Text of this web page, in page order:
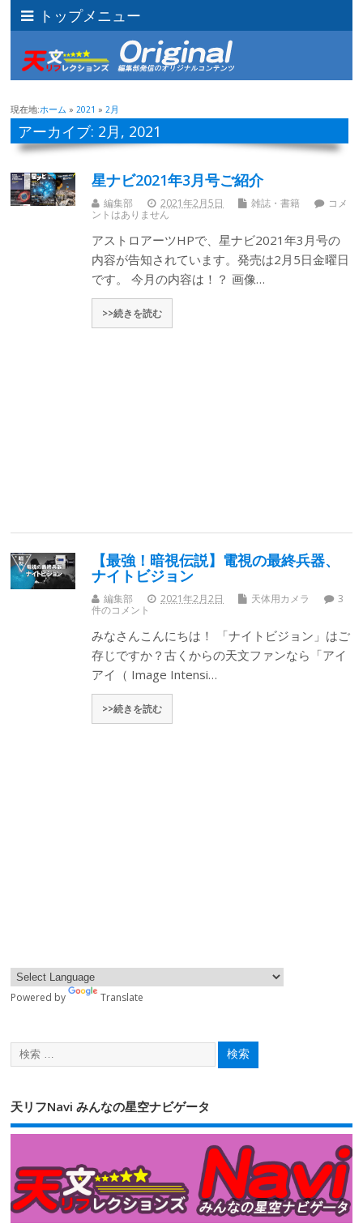
トップメニュー
現在地:ホーム »2021 »2月
アーカイブ: 2月, 2021
星ナビ2021年3月号ご紹介
編集部 2021年2月5日 雑誌・書籍
コメ
ントはありません
アストロアーツHPで、星ナビ2021年3月号の
内容が告知されています。発売は2月5日金曜日
です。 今月の内容は！？ 画像…
>>続きを読む
【最強！暗視伝説】電視の最終兵器、
ナイトビジョン
編集部 2021年2月2日 天体用カメラ
3
件のコメント
みなさんこんにちは！ 「ナイトビジョン」はご
存じですか？古くからの天文ファンなら「アイ
アイ（ Image Intensi…
>>続きを読む
Powered by Translate
天リフNavi みんなの星空ナビゲータ